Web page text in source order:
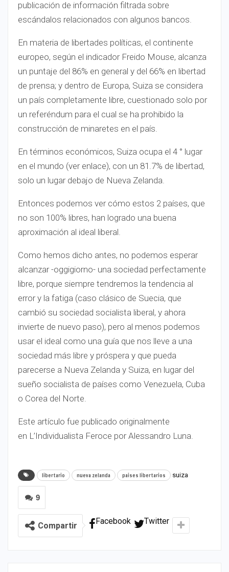
publicación de información filtrada sobre
escándalos relacionados con algunos bancos.
En materia de libertades políticas, el continente
europeo, según el indicador Freido Mouse, alcanza
un puntaje del 86% en general y del 66% en libertad
de prensa; y dentro de Europa, Suiza se considera
un país completamente libre, cuestionado solo por
un referéndum para el cual se ha prohibido la
construcción de minaretes en el país.
En términos económicos, Suiza ocupa el 4 ° lugar
en el mundo (ver enlace), con un 81.7% de libertad,
solo un lugar debajo de Nueva Zelanda.
Entonces podemos ver cómo estos 2 países, que
no son 100% libres, han logrado una buena
aproximación al ideal liberal.
Como hemos dicho antes, no podemos esperar
alcanzar -oggigiorno- una sociedad perfectamente
libre, porque siempre tendremos la tendencia al
error y la fatiga (caso clásico de Suecia, que
cambió su sociedad socialista liberal, y ahora
invierte de nuevo paso), pero al menos podemos
usar el ideal como una guía que nos lleve a una
sociedad más libre y próspera y que pueda
parecerse a Nueva Zelanda y Suiza, en lugar del
sueño socialista de países como Venezuela, Cuba
o Corea del Norte.
Este artículo fue publicado originalmente
en L’Individualista Feroce por Alessandro Luna.
libertario nueva zelanda paises libertarios suiza
9
Compartir Facebook Twitter